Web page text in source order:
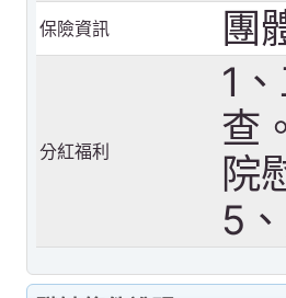
保險資訊 團
分紅福利
1
查
院
5